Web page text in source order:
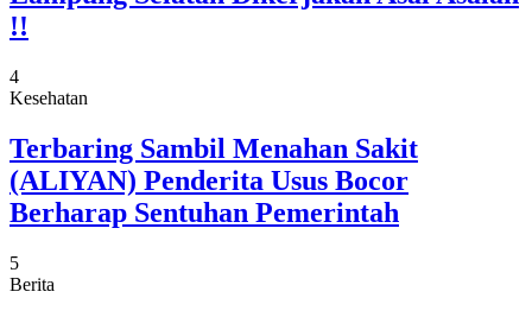
!!
4
Kesehatan
Terbaring Sambil Menahan Sakit
(ALIYAN) Penderita Usus Bocor
Berharap Sentuhan Pemerintah
5
Berita